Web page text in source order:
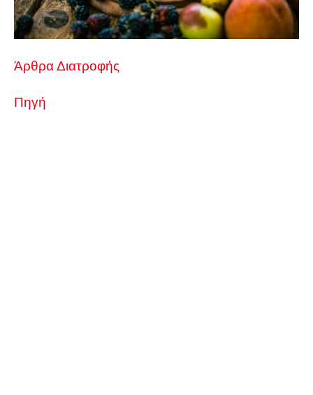
Άρθρα Διατροφής
Πηγή